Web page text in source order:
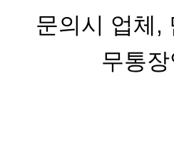
문의시 업체,
무통